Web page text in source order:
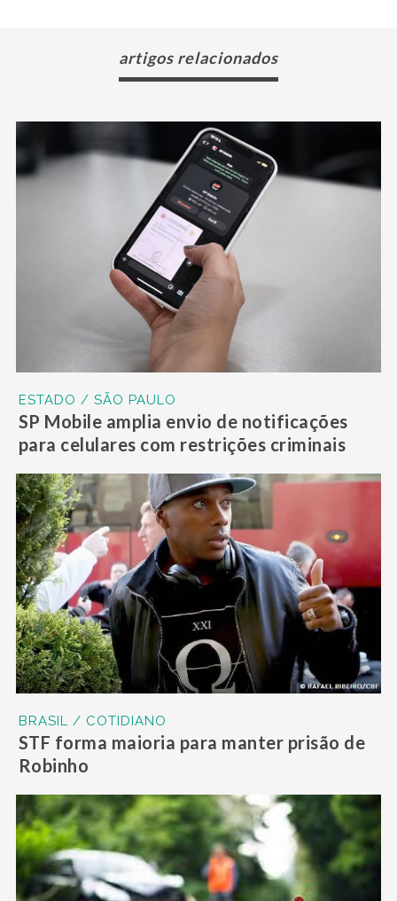
artigos relacionados
ESTADO / SÃO PAULO
SP Mobile amplia envio de notificações
para celulares com restrições criminais
BRASIL / COTIDIANO
STF forma maioria para manter prisão de
Robinho